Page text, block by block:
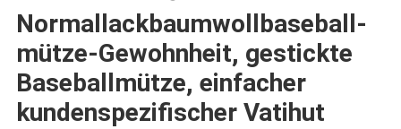
Normallackbaumwollbaseball-
mütze-Gewohnheit, gestickte
Baseballmütze, einfacher
kundenspezifischer Vatihut